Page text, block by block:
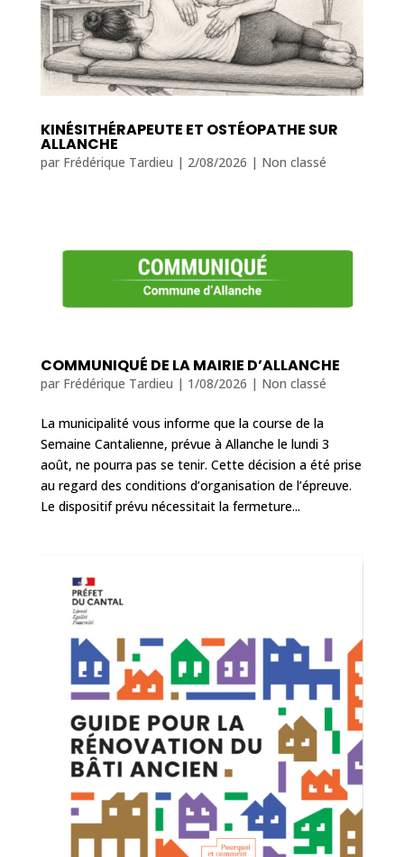
KINÉSITHÉRAPEUTE ET OSTÉOPATHE SUR
ALLANCHE
par Frédérique Tardieu | 2/08/2026 | Non classé
COMMUNIQUÉ DE LA MAIRIE D’ALLANCHE
par Frédérique Tardieu | 1/08/2026 | Non classé
La municipalité vous informe que la course de la
Semaine Cantalienne, prévue à Allanche le lundi 3
août, ne pourra pas se tenir. Cette décision a été prise
au regard des conditions d’organisation de l’épreuve.
Le dispositif prévu nécessitait la fermeture...